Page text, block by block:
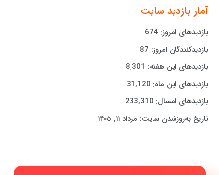
آمار بازدید سایت
بازدیدهای امروز:674
بازدیدکنندگان امروز: 87
بازدیدهای این هفته: 8,301
بازدیدهای این ماه: 31,120
بازدیدهای امسال: 233,310
تاریخ به‌روزشدن سایت: مرداد ۱۱, ۱۴۰۵